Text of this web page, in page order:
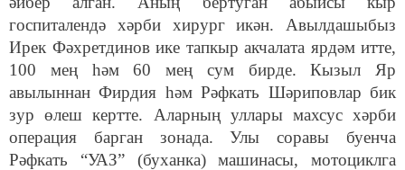
госпиталендә хәрби хирург икән. Авылдашыбыз
Ирек Фәхретдинов ике тапкыр акчалата ярдәм итте,
100 мең һәм 60 мең сум бирде. Кызыл Яр
авылыннан Фирдия һәм Рәфкать Шәриповлар бик
зур өлеш кертте. Аларның уллары махсус хәрби
операция барган зонада. Улы соравы буенча
Рәфкать “УАЗ” (буханка) машинасы, мотоциклга